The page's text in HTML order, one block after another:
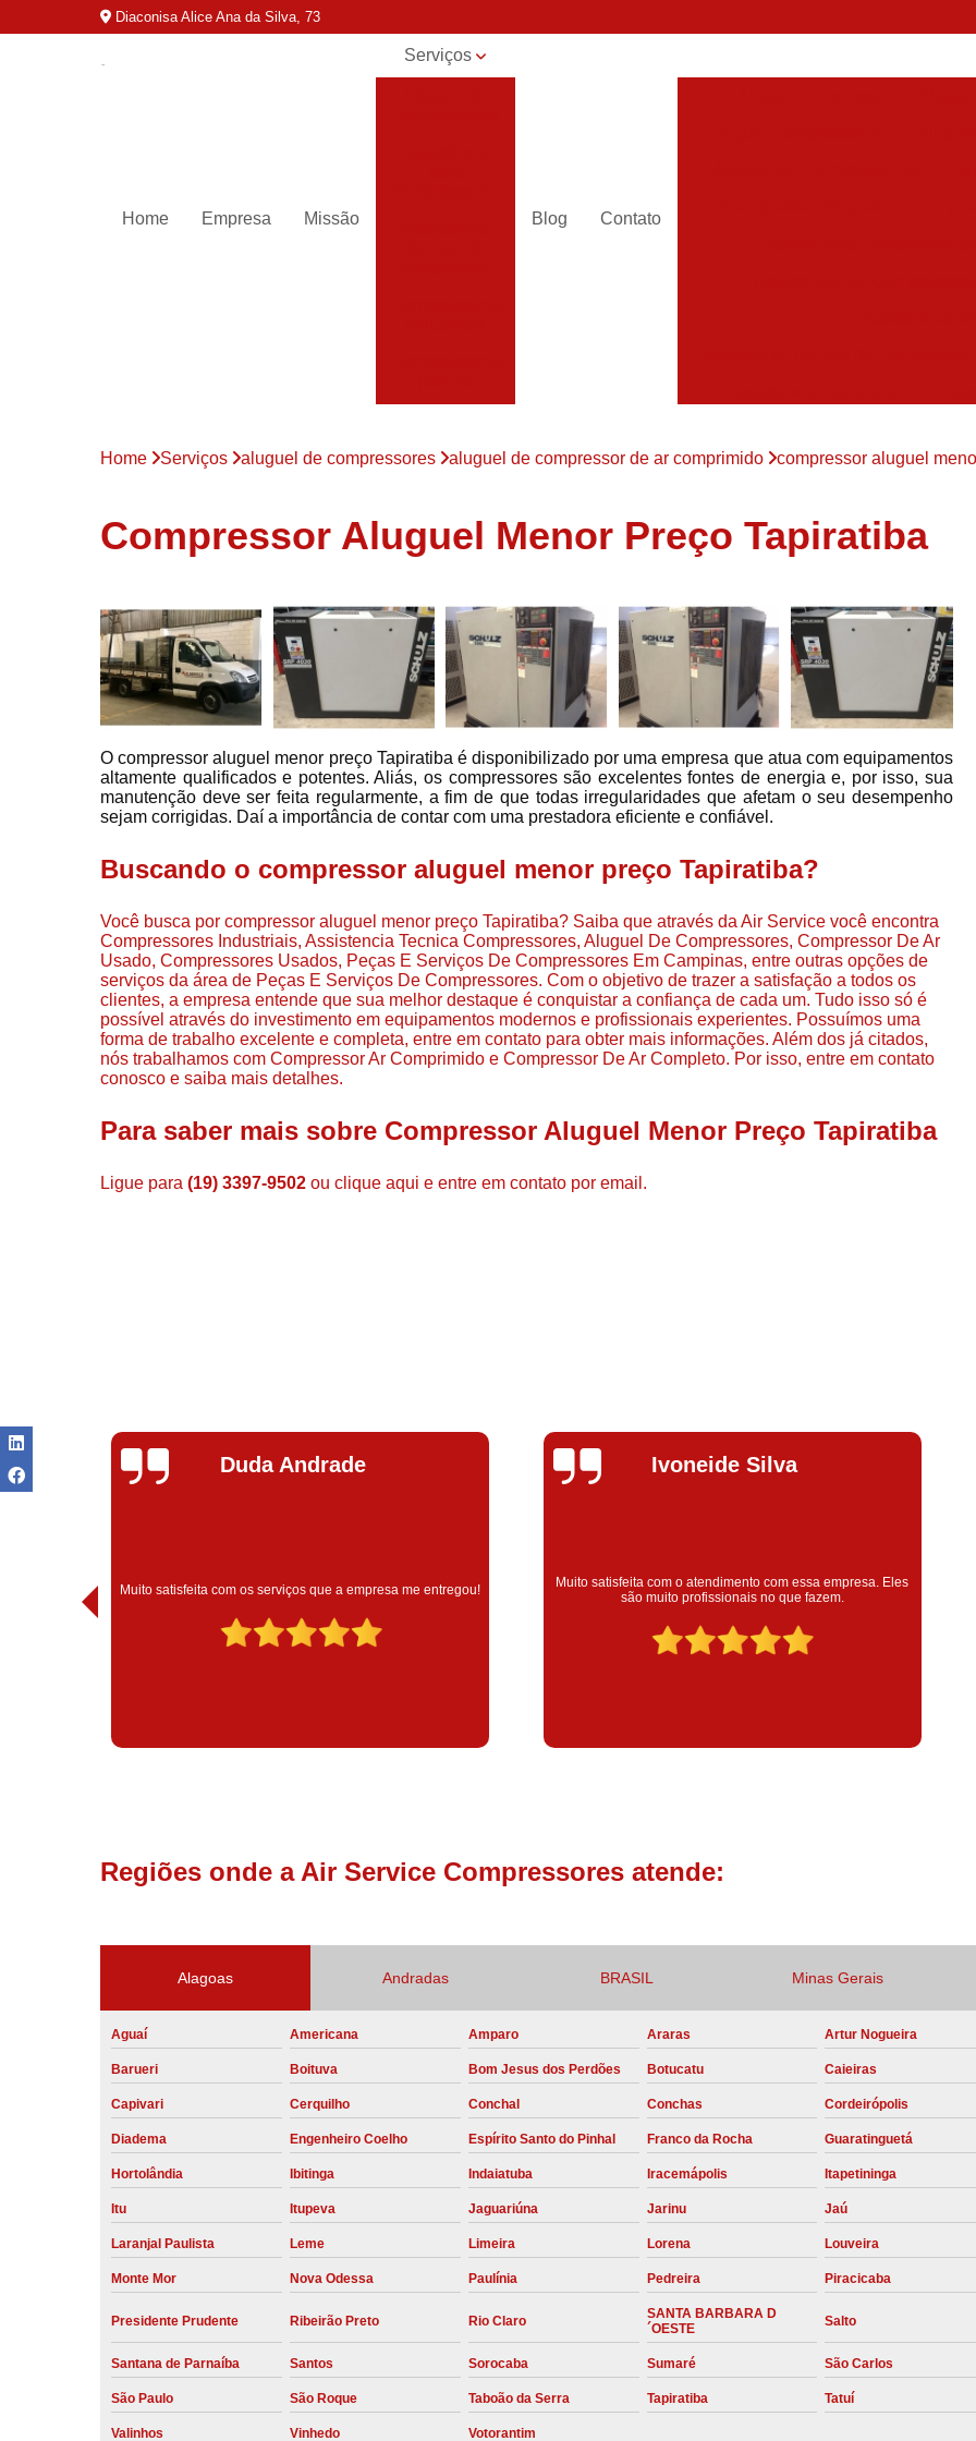
Diaconisa Alice Ana da Silva, 73
Home Empresa Missão
Serviços
Conserto de
compressores
Locação de
compressor
Manutenção
de
compressor
Manutenção
de
compressores
comprimido
Venda de
compressor
Blog Contato
Assistência
Assistência em Compressor
Assistência
Assistência Técnica em
Compressor de Ar Grande
Compressor de Ar Industrial
Compressor de
Compressor Industrial
Compressor Refrigeração
Compressor Ar
Compressor de Ar a
Compressor de Ar de
Compressor de Ar Rotativo
Compressor de Ar Tipo Parafuso
Compressor a Parafuso
Compressor de
Compressor de Ar Usado
Compressor de Parafuso
Conserto Compressor de Ar
Conserto Compressor
Conserto Compressor
Aluguel de Compressor de
Compressor para Locação
Locação de
Locação de Compressor de Ar
Locação de Compressores
Manutenção Corretiva de
Manutenção
Manutenção
Manutenção
Manutenção
Manutenção
Home Serviços aluguel de compressores aluguel de compressor de ar comprimido compressor aluguel
Compressor Aluguel Menor Preço Tapiratiba
O compressor aluguel menor preço Tapiratiba é disponibilizado por uma empresa que atua com equipamentos
altamente qualificados e potentes. Aliás, os compressores são excelentes fontes de energia e, por isso, sua
manutenção deve ser feita regularmente, a fim de que todas irregularidades que afetam o seu desempenho
sejam corrigidas. Daí a importância de contar com uma prestadora eficiente e confiável.
Buscando o compressor aluguel menor preço Tapiratiba?
Você busca por compressor aluguel menor preço Tapiratiba? Saiba que através da Air Service você encontra
Compressores Industriais, Assistencia Tecnica Compressores, Aluguel De Compressores, Compressor De Ar
Usado, Compressores Usados, Peças E Serviços De Compressores Em Campinas, entre outras opções de
serviços da área de Peças E Serviços De Compressores. Com o objetivo de trazer a satisfação a todos os
clientes, a empresa entende que sua melhor destaque é conquistar a confiança de cada um. Tudo isso só é
possível através do investimento em equipamentos modernos e profissionais experientes. Possuímos uma
forma de trabalho excelente e completa, entre em contato para obter mais informações. Além dos já citados,
nós trabalhamos com Compressor Ar Comprimido e Compressor De Ar Completo. Por isso, entre em contato
conosco e saiba mais detalhes.
Para saber mais sobre Compressor Aluguel Menor Preço Tapiratiba
Ligue para (19) 3397-9502 ou clique aqui e entre em contato por email.
Ivoneide Silva
Muito satisfeita com o atendimento com essa empresa. Eles
são muito profissionais no que fazem.
Silvana Alves
Super satisfeita com o serviço prestado, atendimento muito
bom! colaoradores educado e transparente, destaque para o
colaborador Claudinei excelente profissional!
Regiões onde a Air Service Compressores atende:
Alagoas Andradas BRASIL Minas Gerais
Aguaí Americana Amparo Araras Artur Nogueira
Barueri Boituva Bom Jesus dos Perdões Botucatu Caieiras
Capivari Cerquilho Conchal Conchas Cordeirópolis
Diadema Engenheiro Coelho Espírito Santo do Pinhal Franco da Rocha Guaratinguetá
Hortolândia Ibitinga Indaiatuba Iracemápolis Itapetininga
Itu Itupeva Jaguariúna Jarinu Jaú
Laranjal Paulista Leme Limeira Lorena Louveira
Monte Mor Nova Odessa Paulínia Pedreira Piracicaba
Presidente Prudente Ribeirão Preto Rio Claro
SANTA BARBARA D
´OESTE
Salto
Santana de Parnaíba Santos Sorocaba Sumaré São Carlos
São Paulo São Roque Taboão da Serra Tapiratiba Tatuí
Valinhos Vinhedo Votorantim